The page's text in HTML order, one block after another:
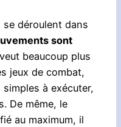
déroulent dans
sont
beaucoup plus
jeux de combat,
à exécuter,
De même, le
au maximum, il